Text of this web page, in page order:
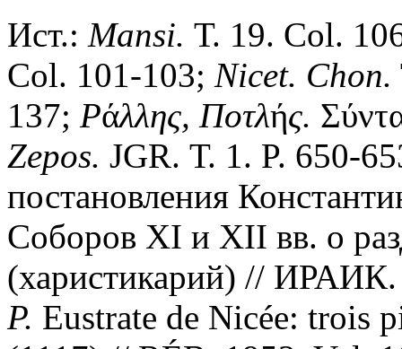
Ист.: Mansi. Т. 19. Col.
Col. 101-103; Nicet. Chon.
137; Ράλλης, Ποτλής.
Zepos. JGR. Т. 1. P. 650-
постановления
Соборов XI и XII вв. о
(харистикарий) //
P. Eustrate de Nicée: trois